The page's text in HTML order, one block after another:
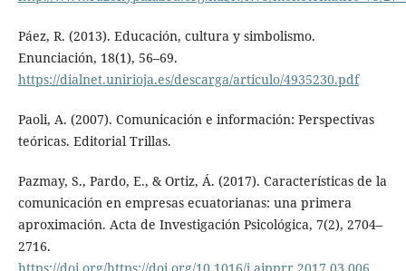
Páez, R. (2013). Educación, cultura y simbolismo.
Enunciación, 18(1), 56–69.
https://dialnet.unirioja.es/descarga/articulo/4935230.pdf
Paoli, A. (2007). Comunicación e información: Perspectivas
teóricas. Editorial Trillas.
Pazmay, S., Pardo, E., & Ortiz, Á. (2017). Características de la
comunicación en empresas ecuatorianas: una primera
aproximación. Acta de Investigación Psicológica, 7(2), 2704–
2716.